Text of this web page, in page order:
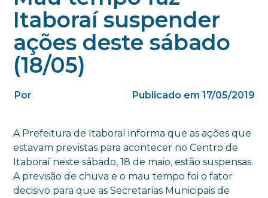
Itaboraí suspender
ações deste sábado
(18/05)
Por Publicado em 17/05/2019
A Prefeitura de Itaboraí informa que as ações que
estavam previstas para acontecer no Centro de
Itaboraí neste sábado, 18 de maio, estão suspensas.
A previsão de chuva e o mau tempo foi o fator
decisivo para que as Secretarias Municipais de